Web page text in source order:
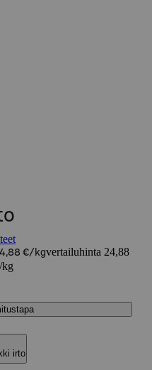
€/kgvertailuhinta 24,88
kg
irto